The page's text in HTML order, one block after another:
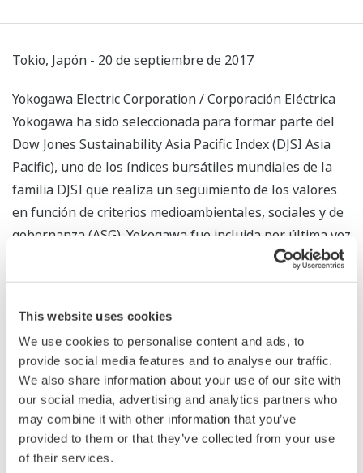
This website uses cookies
We use cookies to personalise content and ads, to
provide social media features and to analyse our traffic.
We also share information about your use of our site with
our social media, advertising and analytics partners who
may combine it with other information that you’ve
provided to them or that they’ve collected from your use
of their services.
Tokio, Japón - 20 de septiembre de 2017
Yokogawa Electric Corporation / Corporación Eléctrica
Yokogawa ha sido seleccionada para formar parte del
Dow Jones Sustainability Asia Pacific Index (DJSI Asia
Pacific), uno de los índices bursátiles mundiales de la
familia DJSI que realiza un seguimiento de los valores
en función de criterios medioambientales, sociales y de
gobernanza (ASG). Yokogawa fue incluida por última vez
en el DJSI Asia Pacific en 2013, y esta es la sexta vez en
total que la empresa aparece en este índice.
Los índices DJSI fueron creados por Dow Jones, una
empresa estadounidense de información financiera que
publica The Wall Street Journal, y RobecoSAM, una
empresa suiza dedicada a la inversión en sostenibilidad.
Estos índices evalúan los resultados empresariales de
aproximadamente 2.500 grandes empresas de todo el
mundo en función de criterios financieros,